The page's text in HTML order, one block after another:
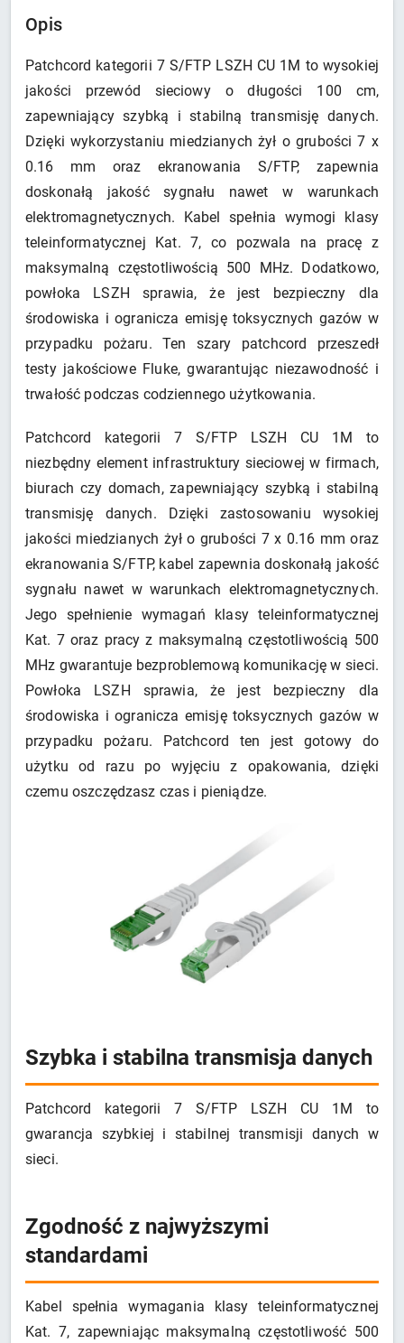
Opis
Patchcord kategorii 7 S/FTP LSZH CU 1M to wysokiej
jakości przewód sieciowy o długości 100 cm,
zapewniający szybką i stabilną transmisję danych.
Dzięki wykorzystaniu miedzianych żył o grubości 7 x
0.16 mm oraz ekranowania S/FTP, zapewnia
doskonałą jakość sygnału nawet w warunkach
elektromagnetycznych. Kabel spełnia wymogi klasy
teleinformatycznej Kat. 7, co pozwala na pracę z
maksymalną częstotliwością 500 MHz. Dodatkowo,
powłoka LSZH sprawia, że jest bezpieczny dla
środowiska i ogranicza emisję toksycznych gazów w
przypadku pożaru. Ten szary patchcord przeszedł
testy jakościowe Fluke, gwarantując niezawodność i
trwałość podczas codziennego użytkowania.
Patchcord kategorii 7 S/FTP LSZH CU 1M to
niezbędny element infrastruktury sieciowej w firmach,
biurach czy domach, zapewniający szybką i stabilną
transmisję danych. Dzięki zastosowaniu wysokiej
jakości miedzianych żył o grubości 7 x 0.16 mm oraz
ekranowania S/FTP, kabel zapewnia doskonałą jakość
sygnału nawet w warunkach elektromagnetycznych.
Jego spełnienie wymagań klasy teleinformatycznej
Kat. 7 oraz pracy z maksymalną częstotliwością 500
MHz gwarantuje bezproblemową komunikację w sieci.
Powłoka LSZH sprawia, że jest bezpieczny dla
środowiska i ogranicza emisję toksycznych gazów w
przypadku pożaru. Patchcord ten jest gotowy do
użytku od razu po wyjęciu z opakowania, dzięki
czemu oszczędzasz czas i pieniądze.
Szybka i stabilna transmisja danych
Patchcord kategorii 7 S/FTP LSZH CU 1M to
gwarancja szybkiej i stabilnej transmisji danych w
sieci.
Zgodność z najwyższymi
standardami
Kabel spełnia wymagania klasy teleinformatycznej
Kat. 7, zapewniając maksymalną częstotliwość 500